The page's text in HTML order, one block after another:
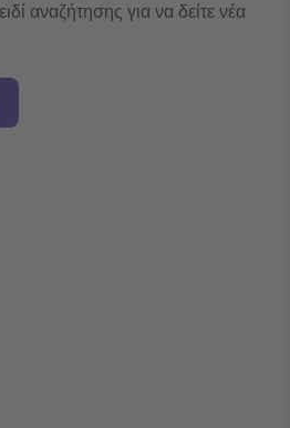
αναζήτησης για να δείτε νέα